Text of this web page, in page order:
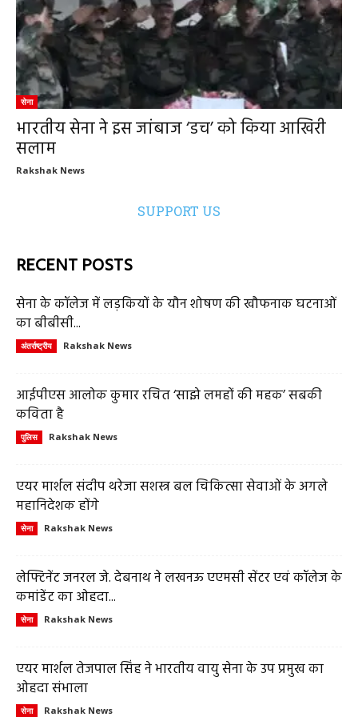
सेना
भारतीय सेना ने इस जांबाज ‘डच’ को किया आखिरी
सलाम
Rakshak News
SUPPORT US
RECENT POSTS
सेना के कॉलेज में लड़कियों के यौन शोषण की खौफनाक घटनाओं
का बीबीसी...
अंतर्राष्ट्रीय Rakshak News
आईपीएस आलोक कुमार रचित ‘साझे लमहों की महक’ सबकी
कविता है
पुलिस Rakshak News
एयर मार्शल संदीप थरेजा सशस्त्र बल चिकित्सा सेवाओं के अगले
महानिदेशक होंगे
सेना Rakshak News
लेफ्टिनेंट जनरल जे. देबनाथ ने लखनऊ एएमसी सेंटर एवं कॉलेज के
कमांडेंट का ओहदा...
सेना Rakshak News
एयर मार्शल तेजपाल सिंह ने भारतीय वायु सेना के उप प्रमुख का
ओहदा संभाला
सेना Rakshak News